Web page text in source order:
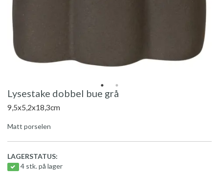
Lysestake dobbel bue grå
9,5x5,2x18,3cm
Matt porselen
LAGERSTATUS:
4 stk. på lager